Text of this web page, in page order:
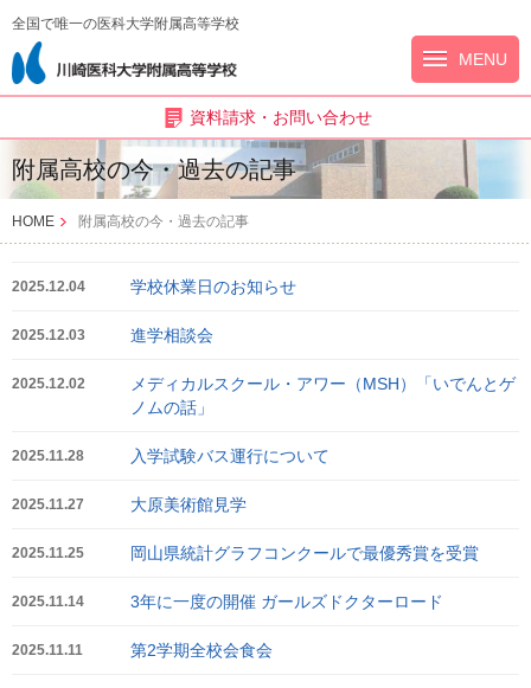
全国で唯一の医科大学附属高等学校
MENU
資料請求・お問い合わせ
附属高校の今・過去の記事
HOME 附属高校の今・過去の記事
2025.12.04 学校休業日のお知らせ
2025.12.03 進学相談会
2025.12.02
メディカルスクール・アワー（MSH）「いでんとゲ
ノムの話」
2025.11.28 入学試験バス運行について
2025.11.27 大原美術館見学
2025.11.25 岡山県統計グラフコンクールで最優秀賞を受賞
2025.11.14 3年に一度の開催 ガールズドクターロード
2025.11.11 第2学期全校会食会